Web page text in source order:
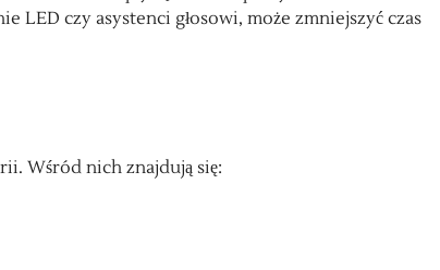
LED czy asystenci głosowi, może zmniejszyć czas
Wśród nich znajdują się: